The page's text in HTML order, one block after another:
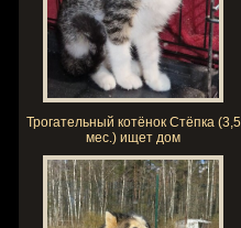
Трогательный котёнок Стёпка (3,5
мес.) ищет дом